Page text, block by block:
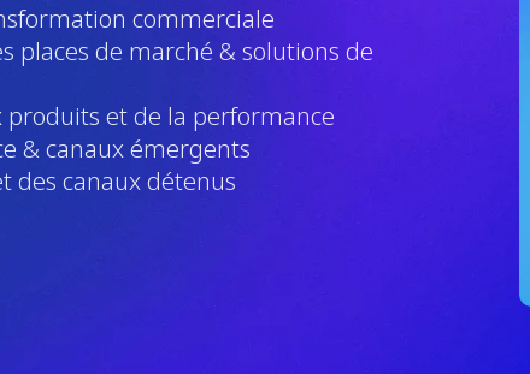
commerciale
places de marché & solutions de
produits et de la performance
& canaux émergents
des canaux détenus